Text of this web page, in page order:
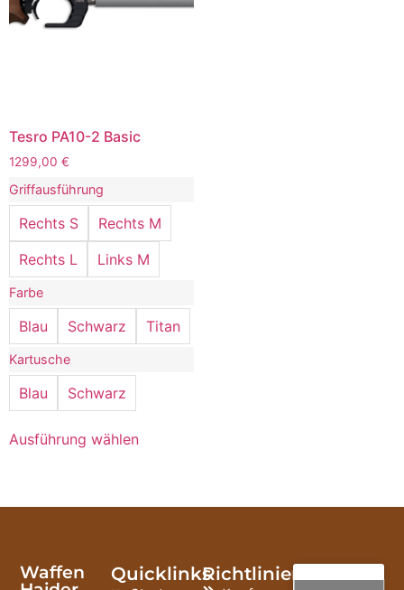
Tesro PA10-2 Basic
1299,00 €
Griffausführung
Rechts S
Rechts M
Rechts L
Links M
Farbe
Blau Schwarz Titan
Kartusche
Blau Schwarz
Ausführung wählen
Waffen QuicklinksRichtlinien